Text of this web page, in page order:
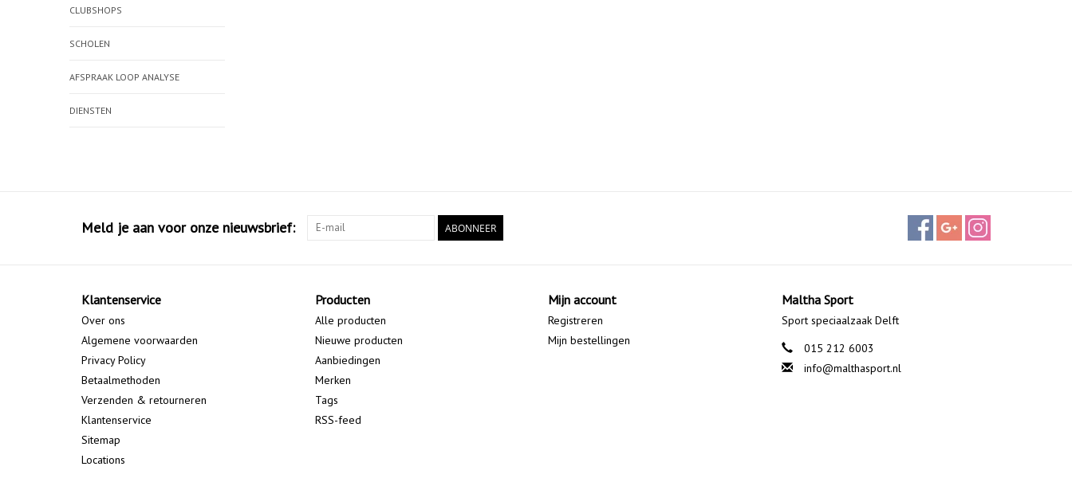
CLUBSHOPS
SCHOLEN
AFSPRAAK LOOP ANALYSE
DIENSTEN
Meld je aan voor onze nieuwsbrief: ABONNEER
Klantenservice
Over ons
Algemene voorwaarden
Privacy Policy
Betaalmethoden
Verzenden & retourneren
Klantenservice
Sitemap
Locations
Producten
Alle producten
Nieuwe producten
Aanbiedingen
Merken
Tags
RSS-feed
Mijn account
Registreren
Mijn bestellingen
Maltha Sport
Sport speciaalzaak Delft
015 212 6003
info@malthasport.nl